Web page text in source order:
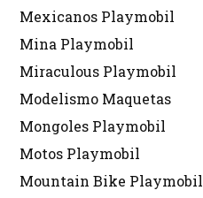
Mexicanos Playmobil
Mina Playmobil
Miraculous Playmobil
Modelismo Maquetas
Mongoles Playmobil
Motos Playmobil
Mountain Bike Playmobil